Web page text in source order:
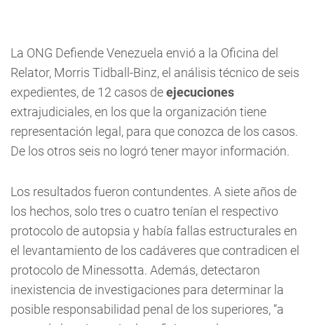
La ONG Defiende Venezuela envió a la Oficina del
Relator, Morris Tidball-Binz, el análisis técnico de seis
expedientes, de 12 casos deejecuciones
extrajudiciales, en los que la organización tiene
representación legal, para que conozca de los casos.
De los otros seis no logró tener mayor información.
Los resultados fueron contundentes. A siete años de
los hechos, solo tres o cuatro tenían el respectivo
protocolo de autopsia y había fallas estructurales en
el levantamiento de los cadáveres que contradicen el
protocolo de Minessotta. Además, detectaron
inexistencia de investigaciones para determinar la
posible responsabilidad penal de los superiores, “a